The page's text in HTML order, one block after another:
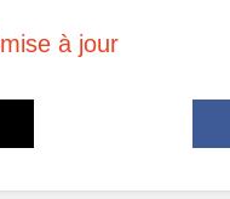
mise à jour